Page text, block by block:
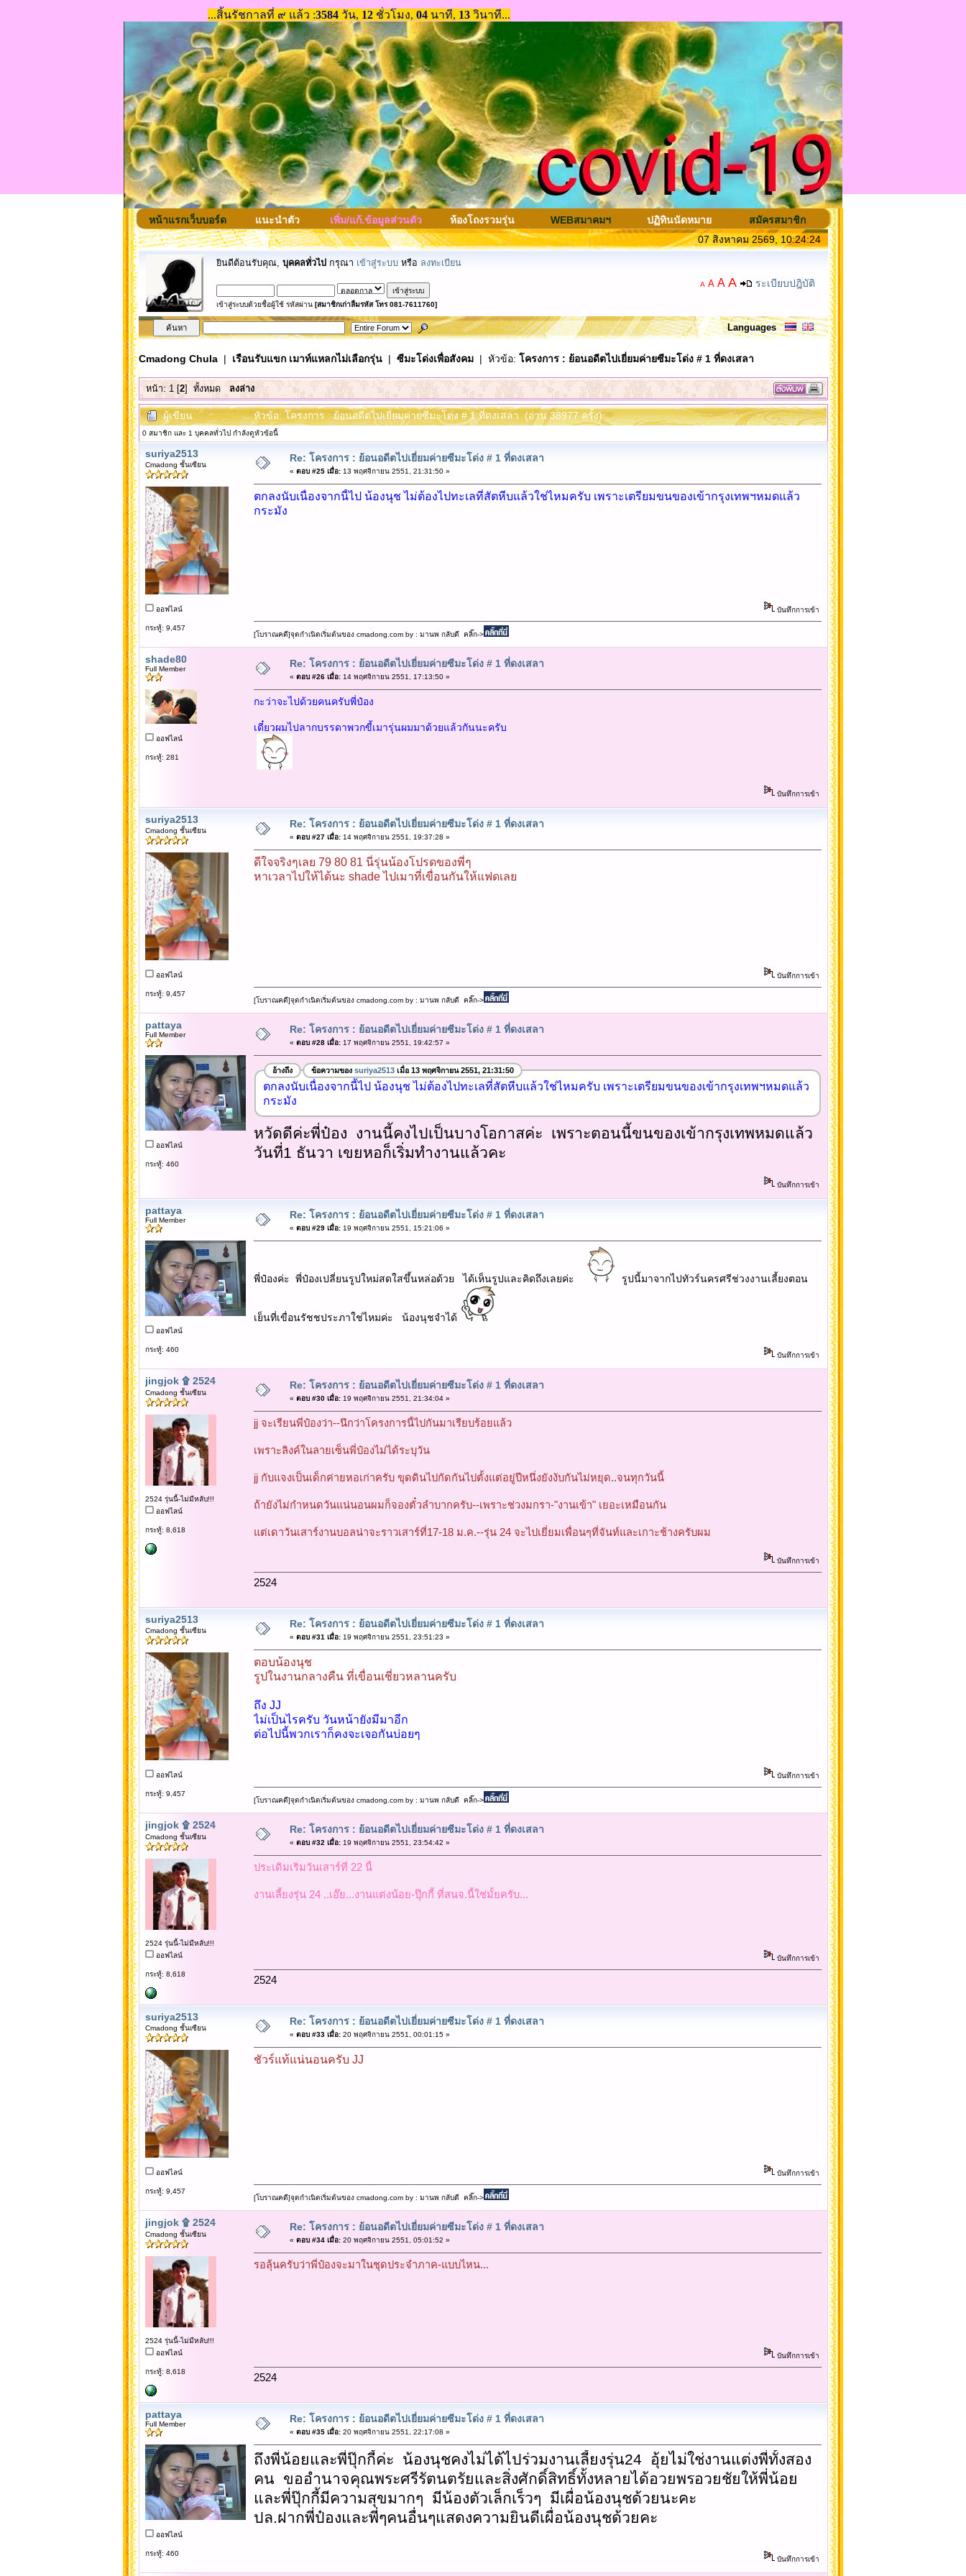
หน้าแรกเว็บบอร์ด แนะนำตัว เพิ่ม/แก้.ข้อมูลส่วนตัว ห้องโถงรวมรุ่น WEBสมาคมฯ ปฏิทินนัดหมาย
สมัครสมาชิก
07 สิงหาคม 2569, 10:24:24
ยินดีต้อนรับคุณ, บุคคลทั่วไป กรุณา เข้าสู่ระบบ หรือ ลงทะเบียน
เข้าสู่ระบบด้วยชื่อผู้ใช้ รหัสผ่าน [สมาชิกเก่าลืมรหัส โทร 081-7611760]
A A A A ระเบียบปฎิบัติ
Languages
Cmadong Chula| เรือนรับแขก เมาท์แหลกไม่เลือกรุ่น| ซีมะโด่งเพื่อสังคม | หัวข้อ: โครงการ : ย้อนอดีตไปเยี่ยมค่ายซีมะโด่ง # 1 ที่ดงเสลา
หน้า:1[2]ทั้งหมด ลงล่าง
ผู้เขียน หัวข้อ: โครงการ : ย้อนอดีตไปเยี่ยมค่ายซีมะโด่ง # 1 ที่ดงเสลา (อ่าน 38977 ครั้ง)
0 สมาชิก และ 1 บุคคลทั่วไป กำลังดูหัวข้อนี้
suriya2513
Cmadong ชั้นเซียน
ออฟไลน์
กระทู้: 9,457
Re: โครงการ : ย้อนอดีตไปเยี่ยมค่ายซีมะโด่ง # 1 ที่ดงเสลา
« ตอบ #25 เมื่อ:13 พฤศจิกายน 2551, 21:31:50 »
ตกลงนับเนื่องจากนี้ไป น้องนุช ไม่ต้องไปทะเลที่สัตหีบแล้วใช่ไหมครับ เพราะเตรียมขนของเข้ากรุงเทพฯหมดแล้ว
กระมัง
บันทึกการเข้า
[โบราณคดี]จุดกำเนิดเริ่มต้นของ cmadong.com by : มานพ กลับดี คลิ๊ก->
shade80
Full Member
ออฟไลน์
กระทู้: 281
Re: โครงการ : ย้อนอดีตไปเยี่ยมค่ายซีมะโด่ง # 1 ที่ดงเสลา
« ตอบ #26 เมื่อ:14 พฤศจิกายน 2551, 17:13:50 »
กะว่าจะไปด้วยคนครับพี่ป๋อง
เดี๋ยวผมไปลากบรรดาพวกขี้เมารุ่นผมมาด้วยแล้วกันนะครับ
บันทึกการเข้า
suriya2513
Cmadong ชั้นเซียน
ออฟไลน์
กระทู้: 9,457
Re: โครงการ : ย้อนอดีตไปเยี่ยมค่ายซีมะโด่ง # 1 ที่ดงเสลา
« ตอบ #27 เมื่อ:14 พฤศจิกายน 2551, 19:37:28 »
ดีใจจริงๆเลย 79 80 81 นี่รุ่นน้องโปรดของพี่ๆ
หาเวลาไปให้ได้นะ shade ไปเมาที่เขื่อนกันให้แฟดเลย
บันทึกการเข้า
[โบราณคดี]จุดกำเนิดเริ่มต้นของ cmadong.com by : มานพ กลับดี คลิ๊ก->
pattaya
Full Member
ออฟไลน์
กระทู้: 460
Re: โครงการ : ย้อนอดีตไปเยี่ยมค่ายซีมะโด่ง # 1 ที่ดงเสลา
« ตอบ #28 เมื่อ:17 พฤศจิกายน 2551, 19:42:57 »
อ้างถึง ข้อความของ suriya2513เมื่อ 13 พฤศจิกายน 2551, 21:31:50
ตกลงนับเนื่องจากนี้ไป น้องนุช ไม่ต้องไปทะเลที่สัตหีบแล้วใช่ไหมครับ เพราะเตรียมขนของเข้ากรุงเทพฯหมดแล้ว
กระมัง
หวัดดีค่ะพี่ป๋อง งานนี้คงไปเป็นบางโอกาสค่ะ เพราะตอนนี้ขนของเข้ากรุงเทพหมดแล้ว
วันที่1 ธันวา เขยหอก็เริ่มทำงานแล้วคะ
บันทึกการเข้า
pattaya
Full Member
ออฟไลน์
กระทู้: 460
Re: โครงการ : ย้อนอดีตไปเยี่ยมค่ายซีมะโด่ง # 1 ที่ดงเสลา
« ตอบ #29 เมื่อ:19 พฤศจิกายน 2551, 15:21:06 »
พี่ป๋องค่ะ พี่ป๋องเปลี่ยนรูปใหม่สดใสขึ้นหล่อด้วย ได้เห็นรูปและคิดถึงเลยค่ะ รูปนี้มาจากไปทัวร์นครศรีช่วงงานเลี้ยงตอน
เย็นที่เขื่อนรัชชประภาใช่ไหมค่ะ น้องนุชจำได้
บันทึกการเข้า
jingjok ۩ 2524
Cmadong ชั้นเซียน
2524 รุ่นนี้-ไม่มีหลับ!!!
ออฟไลน์
กระทู้: 8,618
Re: โครงการ : ย้อนอดีตไปเยี่ยมค่ายซีมะโด่ง # 1 ที่ดงเสลา
« ตอบ #30 เมื่อ:19 พฤศจิกายน 2551, 21:34:04 »
jj จะเรียนพี่ป๋องว่า--นึกว่าโครงการนี้ไปกันมาเรียบร้อยแล้ว
เพราะลิงค์ในลายเซ็นพี่ป๋องไม่ได้ระบุวัน
jj กับแจงเป็นเด็กค่ายหอเก่าครับ ขุดดินไปกัดกันไปตั้งแต่อยู่ปีหนึ่งยังงับกันไม่หยุด..จนทุกวันนี้
ถ้ายังไม่กำหนดวันแน่นอนผมก็จองตั๋วลำบากครับ--เพราะช่วงมกรา-"งานเข้า" เยอะเหมือนกัน
แต่เดาวันเสาร์งานบอลน่าจะราวเสาร์ที่17-18 ม.ค.--รุ่น 24 จะไปเยี่ยมเพื่อนๆที่จันท์และเกาะช้างครับผม
บันทึกการเข้า
2524
suriya2513
Cmadong ชั้นเซียน
ออฟไลน์
กระทู้: 9,457
Re: โครงการ : ย้อนอดีตไปเยี่ยมค่ายซีมะโด่ง # 1 ที่ดงเสลา
« ตอบ #31 เมื่อ:19 พฤศจิกายน 2551, 23:51:23 »
ตอบน้องนุช
รูปในงานกลางคืน ที่เขื่อนเชี่ยวหลานครับ
ถึง JJ
ไม่เป็นไรครับ วันหน้ายังมีมาอีก
ต่อไปนี้พวกเราก็คงจะเจอกันบ่อยๆ
บันทึกการเข้า
[โบราณคดี]จุดกำเนิดเริ่มต้นของ cmadong.com by : มานพ กลับดี คลิ๊ก->
jingjok ۩ 2524
Cmadong ชั้นเซียน
2524 รุ่นนี้-ไม่มีหลับ!!!
ออฟไลน์
กระทู้: 8,618
Re: โครงการ : ย้อนอดีตไปเยี่ยมค่ายซีมะโด่ง # 1 ที่ดงเสลา
« ตอบ #32 เมื่อ:19 พฤศจิกายน 2551, 23:54:42 »
ประเดิมเริ่มวันเสาร์ที่ 22 นี้
งานเลี้ยงรุ่น 24 ..เอ๊ย...งานแต่งน้อย-ปุ๊กกี้ ที่สนจ.นี้ใช่มั้ยครับ...
บันทึกการเข้า
2524
suriya2513
Cmadong ชั้นเซียน
ออฟไลน์
กระทู้: 9,457
Re: โครงการ : ย้อนอดีตไปเยี่ยมค่ายซีมะโด่ง # 1 ที่ดงเสลา
« ตอบ #33 เมื่อ:20 พฤศจิกายน 2551, 00:01:15 »
ชัวร์แท้แน่นอนครับ JJ
บันทึกการเข้า
[โบราณคดี]จุดกำเนิดเริ่มต้นของ cmadong.com by : มานพ กลับดี คลิ๊ก->
jingjok ۩ 2524
Cmadong ชั้นเซียน
2524 รุ่นนี้-ไม่มีหลับ!!!
ออฟไลน์
กระทู้: 8,618
Re: โครงการ : ย้อนอดีตไปเยี่ยมค่ายซีมะโด่ง # 1 ที่ดงเสลา
« ตอบ #34 เมื่อ:20 พฤศจิกายน 2551, 05:01:52 »
รอลุ้นครับว่าพี่ป๋องจะมาในชุดประจำภาค-แบบไหน...
บันทึกการเข้า
2524
pattaya
Full Member
ออฟไลน์
กระทู้: 460
Re: โครงการ : ย้อนอดีตไปเยี่ยมค่ายซีมะโด่ง # 1 ที่ดงเสลา
« ตอบ #35 เมื่อ:20 พฤศจิกายน 2551, 22:17:08 »
ถึงพี่น้อยและพี่ปุ๊กกี้ค่ะ น้องนุชคงไม่ได้ไปร่วมงานเลี้ยงรุ่น24 อุ้ยไม่ใช่งานแต่งพี่ทั้งสอง
คน ขออำนาจคุณพระศรีรัตนตรัยและสิ่งศักดิ์สิทธิ์ทั้งหลายได้อวยพรอวยชัยให้พี่น้อย
และพี่ปุ๊กกี้มีความสุขมากๆ มีน้องตัวเล็กเร็วๆ มีเผื่อน้องนุชด้วยนะคะ
ปล.ฝากพี่ป๋องและพี่ๆคนอื่นๆแสดงความยินดีเผื่อน้องนุชด้วยคะ
บันทึกการเข้า